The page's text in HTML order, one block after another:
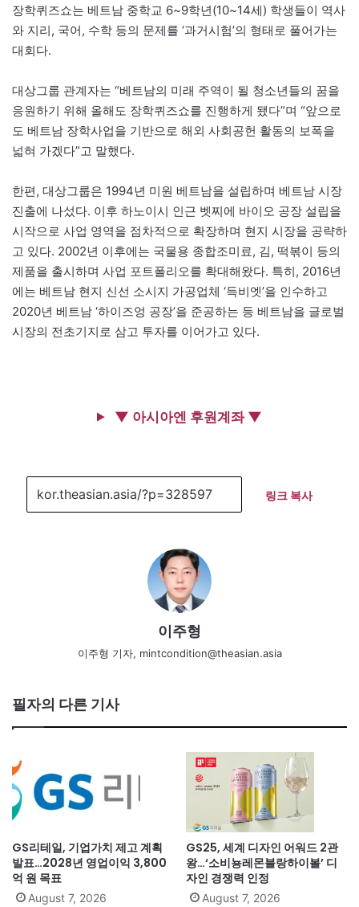
장학퀴즈쇼는 베트남 중학교 6~9학년(10~14세) 학생들이 역사
와 지리, 국어, 수학 등의 문제를 ‘과거시험’의 형태로 풀어가는
대회다.
대상그룹 관계자는 “베트남의 미래 주역이 될 청소년들의 꿈을
응원하기 위해 올해도 장학퀴즈쇼를 진행하게 됐다”며 “앞으로
도 베트남 장학사업을 기반으로 해외 사회공헌 활동의 보폭을
넓혀 가겠다”고 말했다.
한편, 대상그룹은 1994년 미원 베트남을 설립하며 베트남 시장
진출에 나섰다. 이후 하노이시 인근 벳찌에 바이오 공장 설립을
시작으로 사업 영역을 점차적으로 확장하며 현지 시장을 공략하
고 있다. 2002년 이후에는 국물용 종합조미료, 김, 떡볶이 등의
제품을 출시하며 사업 포트폴리오를 확대해왔다. 특히, 2016년
에는 베트남 현지 신선 소시지 가공업체 ‘득비엣’을 인수하고
2020년 베트남 ‘하이즈엉 공장’을 준공하는 등 베트남을 글로벌
시장의 전초기지로 삼고 투자를 이어가고 있다.
▼ 아시아엔 후원계좌 ▼
링크 복사
이주형
이주형 기자, mintcondition@theasian.asia
필자의 다른 기사
GS리테일, 기업가치 제고 계획
발표…2028년 영업이익 3,800
억 원 목표
August 7, 2026
GS25, 세계 디자인 어워드 2관
왕…‘소비뇽레몬블랑하이볼’ 디
자인 경쟁력 인정
August 7, 2026